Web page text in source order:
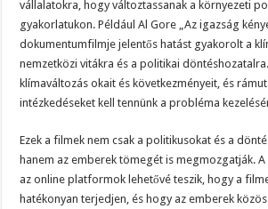
vállalatokra, hogy változtassanak a környezeti
gyakorlatukon. Például Al Gore „Az igazság
dokumentumfilmje jelentős hatást gyakorolt a
nemzetközi vitákra és a politikai
klímaváltozás okait és következményeit, és
intézkedéseket kell tennünk a probléma
Ezek a filmek nem csak a politikusokat és a
hanem az emberek tömegét is megmozgatják.
az online platformok lehetővé teszik, hogy a
hatékonyan terjedjen, és hogy az emberek